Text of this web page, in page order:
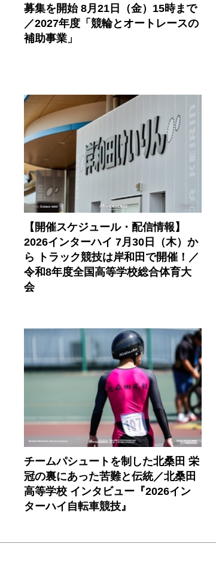
募集を開始 8月21日（金）15時まで
／2027年度「競輪とオートレースの
補助事業」
【開催スケジュール・配信情報】
2026インターハイ 7月30日（木）か
ら トラック競技は岸和田で開催！／
令和8年度全国高等学校総合体育大
会
チームパシュートを制した北桑田 栄
冠の裏にあった苦難と伝統／北桑田
高等学校 インタビュー『2026イン
ターハイ自転車競技』